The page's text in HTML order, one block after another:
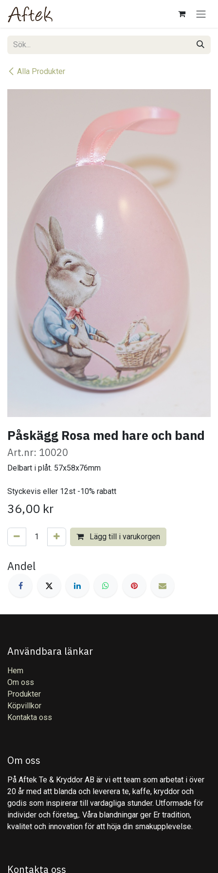
Hoppa till innehåll
Alla Produkter
Påskägg Rosa med hare och band
Art.nr: 10020
Delbart i plåt. 57x58x76mm
Styckevis eller 12st -10% rabatt
36,00 kr
Lägg till i varukorgen
Andel
Användbara länkar
Hem
Om oss
Produkter
Köpvillkor
Kontakta oss
Om oss
På Aftek Te & Kryddor AB är vi ett team som arbetat i över
20 år med att blanda och leverera te, kaffe, kryddor och
godis som inspirerar till vardagliga stunder. Utformade för
individer och företag,. Våra blandningar ger Er tradition,
kvalitet och innovation för att höja din smakupplevelse.
Kontakta oss